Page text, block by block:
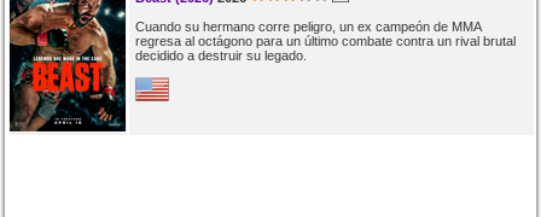
Cuando su hermano corre peligro, un ex campeón de MMA
regresa al octágono para un último combate contra un rival brutal
decidido a destruir su legado.